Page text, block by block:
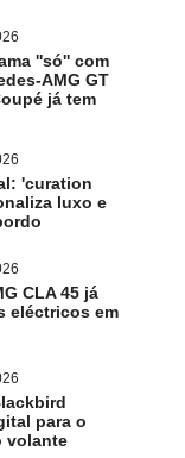
''só'' com
AMG GT
já tem
'curation
luxo e
CLA 45 já
eléctricos em
para o
volante